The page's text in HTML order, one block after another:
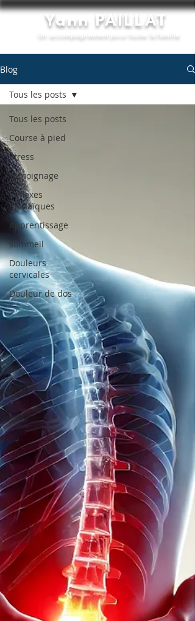
Yann PAILLAT
Un accompagnement pour toute la famille
Blog
Tous les posts
Course à pied
Stress
Témoignage
Réflexes
archaïques
Apprentissage
sommeil
Douleurs
cervicales
Douleur de dos
Tous les posts